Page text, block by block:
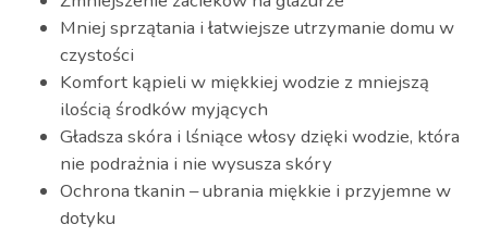
Mniej sprzątania i łatwiejsze utrzymanie domu w
czystości
Komfort kąpieli w miękkiej wodzie z mniejszą
ilością środków myjących
Gładsza skóra i lśniące włosy dzięki wodzie, która
nie podrażnia i nie wysusza skóry
Ochrona tkanin – ubrania miękkie i przyjemne w
dotyku